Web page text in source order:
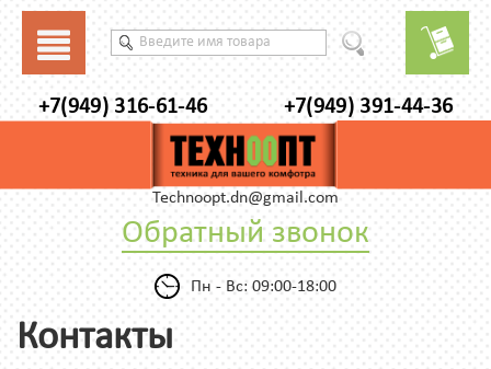
+7(949) 316-61-46 +7(949) 391-44-36
Technoopt.dn@gmail.com
Обратный звонок
Пн - Вс: 09:00-18:00
Контакты